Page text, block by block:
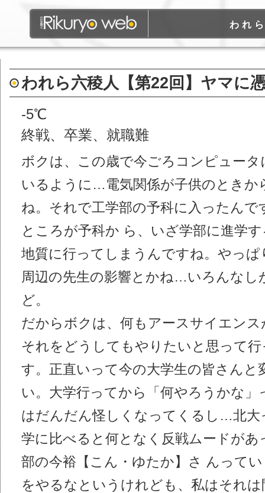
われ
われら六稜人【第22回】ヤマに
-5℃
終戦、卒業、就職難
ボクは、この歳で今ごろコンピュー
いるように…電気関係が子供のときか
ね。それで工学部の予科に入ったんで
ところが予科か ら、いざ学部に進学
地質に行ってしまうんですね。やっ
周辺の先生の影響とかね…いろんなし
ど。
だからボクは、何もアースサイエン
それをどうしてもやりたいと思って
す。正直いって今の大学生の皆さんと
い。大学行ってから「何やろうかな
はだんだん怪しくなってくるし…北大
学に比べると何となく反戦ムードがあ
部の今裕【こん・ゆたか】さ んって
をやるなというけれども、私はそれ